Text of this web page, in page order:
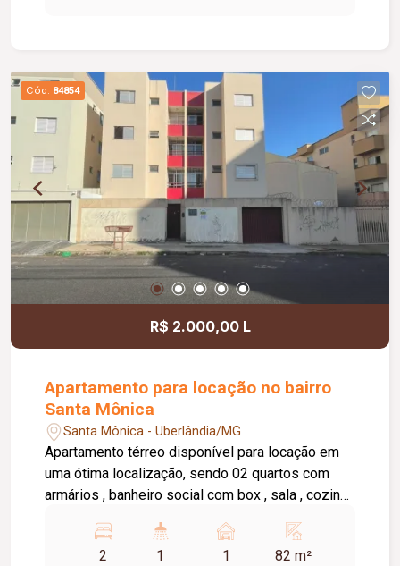
Cód. 84854
R$ 2.000,00 L
Apartamento para locação no bairro
Santa Mônica
Santa Mônica - Uberlândia/MG
Apartamento térreo disponível para locação em
uma ótima localização, sendo 02 quartos com
armários , banheiro social com box , sala , cozinha
externa, 01 vaga de garagem.
2
1 1 82 m²